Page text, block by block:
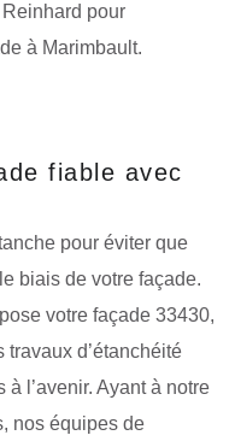
Reinhard pour
à Marimbault.
fiable avec
pour éviter que
biais de votre façade.
votre façade 33430,
d’étanchéité
l’avenir. Ayant à notre
nos équipes de